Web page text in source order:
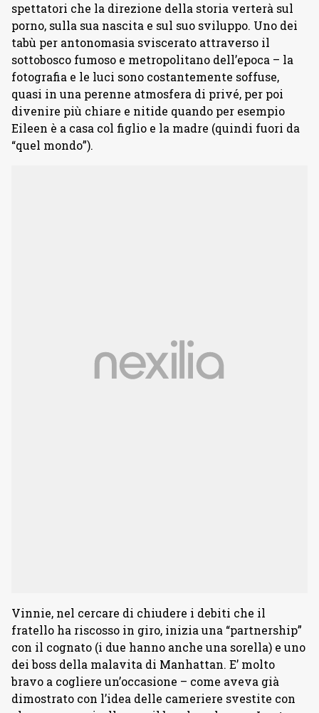
spettatori che la direzione della storia verterà sul
porno, sulla sua nascita e sul suo sviluppo. Uno dei
tabù per antonomasia sviscerato attraverso il
sottobosco fumoso e metropolitano dell’epoca – la
fotografia e le luci sono costantemente soffuse,
quasi in una perenne atmosfera di privé, per poi
divenire più chiare e nitide quando per esempio
Eileen è a casa col figlio e la madre (quindi fuori da
“quel mondo”).
Vinnie, nel cercare di chiudere i debiti che il
fratello ha riscosso in giro, inizia una “partnership”
con il cognato (i due hanno anche una sorella) e uno
dei boss della malavita di Manhattan. E’ molto
bravo a cogliere un’occasione – come aveva già
dimostrato con l’idea delle cameriere svestite con